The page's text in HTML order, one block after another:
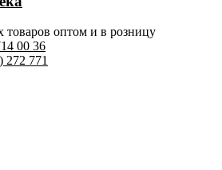
оптом и в розницу
00 36
272 771